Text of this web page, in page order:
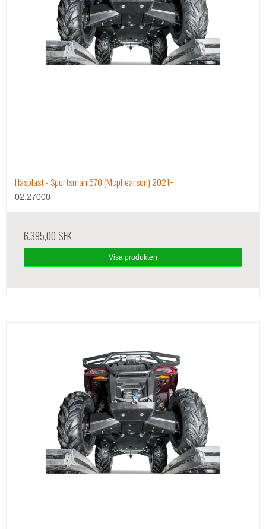
Hasplast - Sportsman 570 (Mcphearson) 2021+
02.27000
6.395,00 SEK
Visa produkten